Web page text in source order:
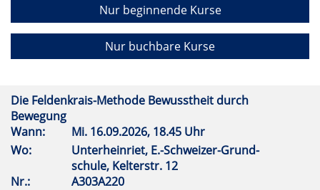
Nur beginnende Kurse
Nur buchbare Kurse
Die Feldenkrais-Methode Bewusstheit durch
Bewegung
Wann:
Mi. 16.09.2026, 18.45 Uhr
Wo:
Unterheinriet, E.-Schweizer-Grund-
schule, Kelterstr. 12
Nr.:
A303A220